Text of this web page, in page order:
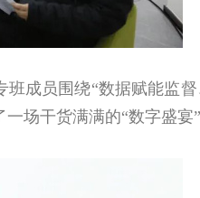
成员围绕“数据赋能监
场干货满满的“数字盛宴”